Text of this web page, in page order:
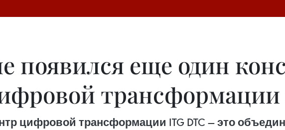
появился еще один
трансформации
цифровой трансформации ITG DTC — это